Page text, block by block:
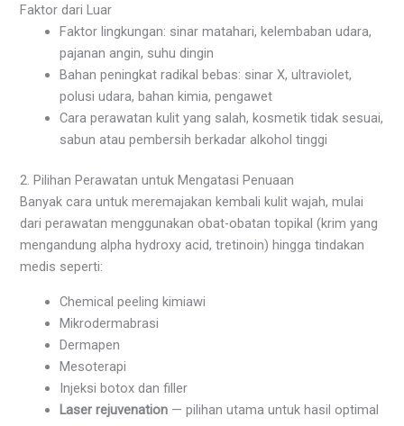
Faktor dari Luar
Faktor lingkungan: sinar matahari, kelembaban udara,
pajanan angin, suhu dingin
Bahan peningkat radikal bebas: sinar X, ultraviolet,
polusi udara, bahan kimia, pengawet
Cara perawatan kulit yang salah, kosmetik tidak sesuai,
sabun atau pembersih berkadar alkohol tinggi
2. Pilihan Perawatan untuk Mengatasi Penuaan
Banyak cara untuk meremajakan kembali kulit wajah, mulai
dari perawatan menggunakan obat-obatan topikal (krim yang
mengandung alpha hydroxy acid, tretinoin) hingga tindakan
medis seperti:
Chemical peeling kimiawi
Mikrodermabrasi
Dermapen
Mesoterapi
Injeksi botox dan filler
Laser rejuvenation — pilihan utama untuk hasil optimal